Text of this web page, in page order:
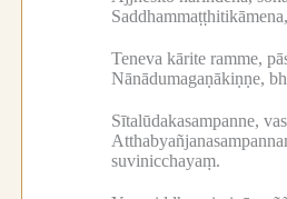
Teneva kārite ramme,
Nānādumagaṇākiṇṇe,
Sītalūdakasampanne,
suvinicchayaṃ.